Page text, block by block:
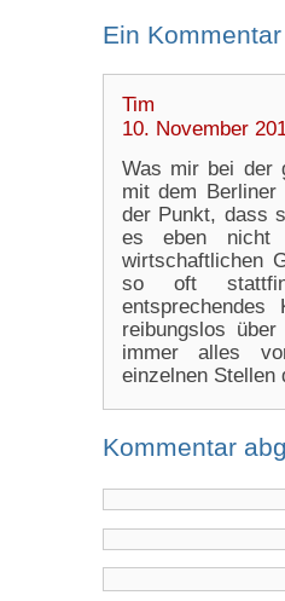
Ein
Tim
10. November
Was mir bei der
mit dem
der Punkt, dass
es eben nicht
wirtschaftlichen
so oft
reibungslos
immer alles
einzelnen Stellen
Kommentar